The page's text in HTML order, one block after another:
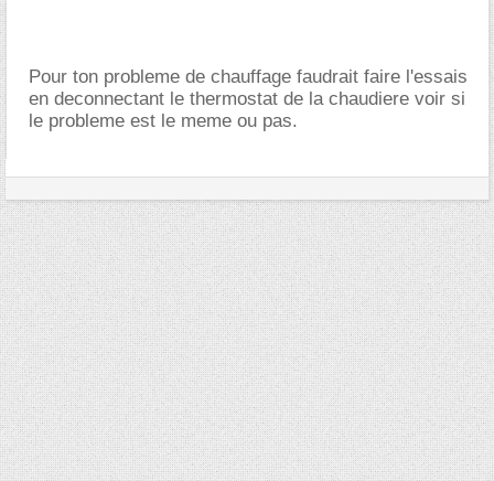
Pour ton probleme de chauffage faudrait faire l'essais
en deconnectant le thermostat de la chaudiere voir si
le probleme est le meme ou pas.